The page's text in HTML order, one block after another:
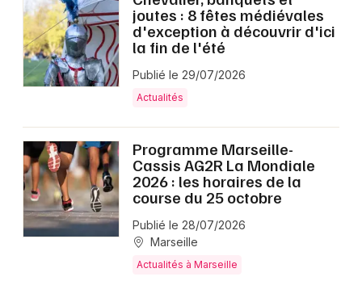
joutes : 8 fêtes médiévales
d'exception à découvrir d'ici
la fin de l'été
Publié le 29/07/2026
Actualités
Programme Marseille-
Cassis AG2R La Mondiale
2026 : les horaires de la
course du 25 octobre
Publié le 28/07/2026
Marseille
Actualités à Marseille